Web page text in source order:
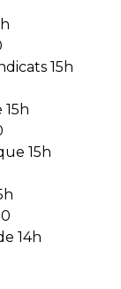
15h
15h
14h